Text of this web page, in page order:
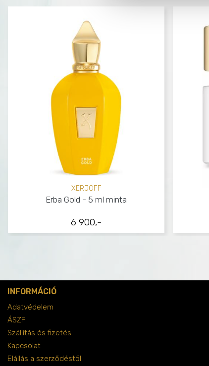
6 900,-
XERJOFF
Erba Gold - 5 ml minta
INFORMÁCIÓ
Adatvédelem
ÁSZF
Szállítás és fizetés
Kapcsolat
Elállás a szerződéstől